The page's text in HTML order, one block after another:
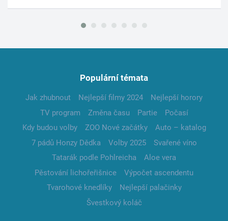
Populární témata
Jak zhubnout Nejlepší filmy 2024
Nejlepší horory
TV program
Změna času Partie
Počasí
Kdy budou volby
ZOO Nové začátky
Auto – katalog
7 pádů Honzy Dědka
Volby 2025
Svařené víno
Tatarák podle Pohlreicha
Aloe vera
Pěstování lichořeřišnice
Výpočet ascendentu
Tvarohové knedlíky
Nejlepší palačinky
Švestkový koláč